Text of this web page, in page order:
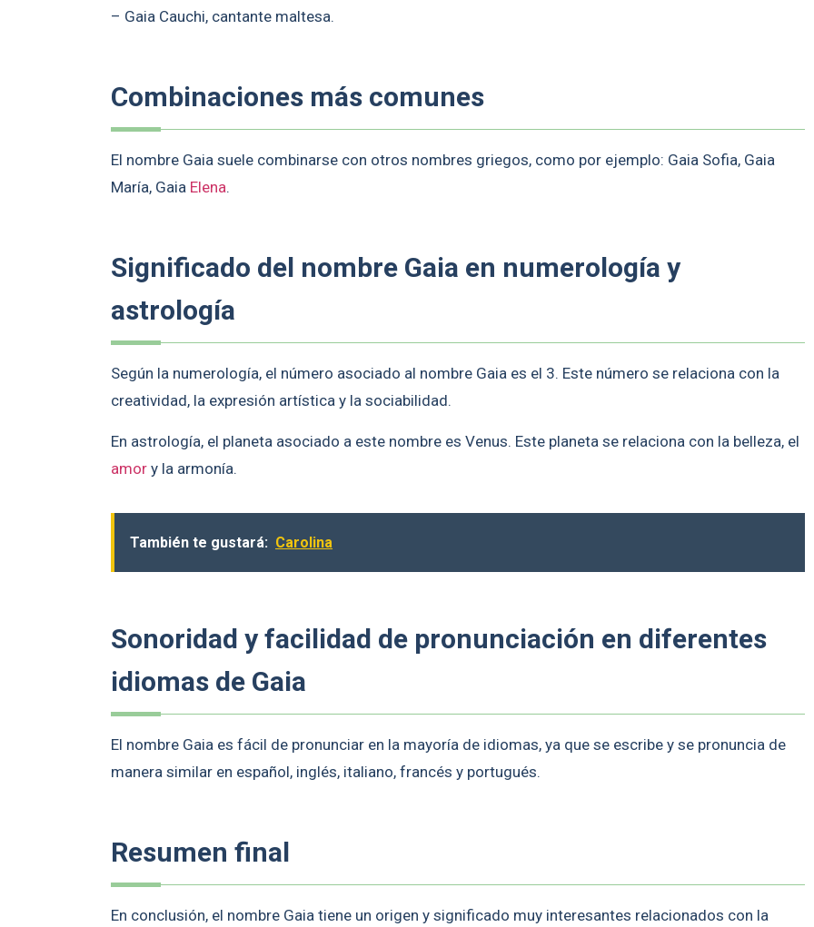
– Gaia Cauchi, cantante maltesa.
Combinaciones más comunes
El nombre Gaia suele combinarse con otros nombres griegos, como por ejemplo: Gaia Sofia, Gaia
María, Gaia Elena.
Significado del nombre Gaia en numerología y
astrología
Según la numerología, el número asociado al nombre Gaia es el 3. Este número se relaciona con la
creatividad, la expresión artística y la sociabilidad.
En astrología, el planeta asociado a este nombre es Venus. Este planeta se relaciona con la belleza, el
amor y la armonía.
También te gustará: Carolina
Sonoridad y facilidad de pronunciación en diferentes
idiomas de Gaia
El nombre Gaia es fácil de pronunciar en la mayoría de idiomas, ya que se escribe y se pronuncia de
manera similar en español, inglés, italiano, francés y portugués.
Resumen final
En conclusión, el nombre Gaia tiene un origen y significado muy interesantes relacionados con la